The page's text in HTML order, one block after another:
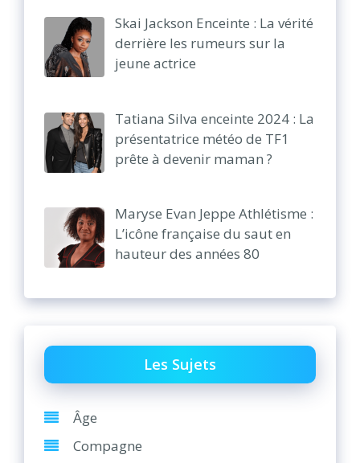
Skai Jackson Enceinte : La vérité
derrière les rumeurs sur la
jeune actrice
Tatiana Silva enceinte 2024 : La
présentatrice météo de TF1
prête à devenir maman ?
Maryse Evan Jeppe Athlétisme :
L’icône française du saut en
hauteur des années 80
Les Sujets
Âge
Compagne